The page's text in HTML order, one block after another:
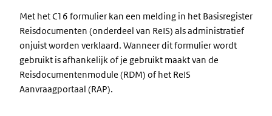
Met het C16 formulier kan een melding in het Basisregister
Reisdocumenten (onderdeel van ReIS) als administratief
onjuist worden verklaard. Wanneer dit formulier wordt
gebruikt is afhankelijk of je gebruikt maakt van de
Reisdocumentenmodule (RDM) of het ReIS
Aanvraagportaal (RAP).